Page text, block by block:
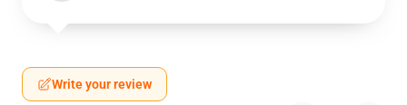
Write your review